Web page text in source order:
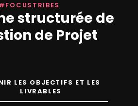
structurée de
de Projet
LES OBJECTIFS ET LES
LIVRABLES